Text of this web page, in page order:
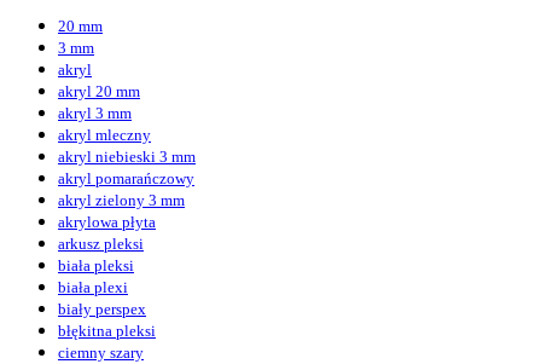
20 mm
3 mm
akryl
akryl 20 mm
akryl 3 mm
akryl mleczny
akryl niebieski 3 mm
akryl pomarańczowy
akryl zielony 3 mm
akrylowa płyta
arkusz pleksi
biała pleksi
biała plexi
biały perspex
błękitna pleksi
ciemny szary